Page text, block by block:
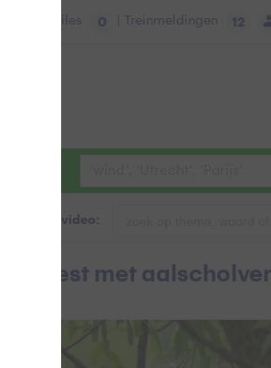
Files 0 | Treinmeldingen 12
in foto & video:
nest met